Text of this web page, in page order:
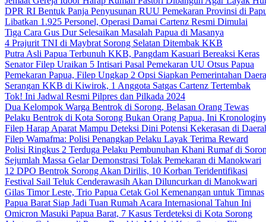
DPR RI Bentuk Panja Penyusunan RUU Pemekaran Provinsi di
Libatkan 1.925 Personel, Operasi Damai Cartenz Resmi Dimulai
Tiga Cara Gus Dur Selesaikan Masalah Papua di Masanya
4 Prajurit TNI di Maybrat Sorong Selatan Ditembak KKB
Putra Asli Papua Terbunuh KKB, Pangdam Kasuari Bereaksi Keras
Senator Filep Uraikan 5 Intisari Pasal Pemekaran UU Otsus Papua
Pemekaran Papua, Filep Ungkap 2 Opsi Siapkan Pemerintahan
Serangan KKB di Kiwirok, 1 Anggota Satgas Cartenz Tertembak
Tok! Ini Jadwal Resmi Pilpres dan Pilkada 2024
Dua Kelompok Warga Bentrok di Sorong, Belasan Orang Tewas
Pelaku Bentrok di Kota Sorong Bukan Orang Papua, Ini
Filep Harap Aparat Mampu Deteksi Dini Potensi Kekerasan di
Filep Wamafma: Polisi Penangkap Pelaku Layak Terima Reward
Polisi Ringkus 2 Terduga Pelaku Pembunuhan Khani Rumaf di
Sejumlah Massa Gelar Demonstrasi Tolak Pemekaran di Manokwari
12 DPO Bentrok Sorong Akan Dirilis, 10 Korban Teridentifikasi
Festival Sail Teluk Cenderawasih Akan Diluncurkan di Manokwari
Gilas Timor Leste, Trio Papua Cetak Gol Kemenangan untuk Timnas
Papua Barat Siap Jadi Tuan Rumah Acara Internasional Tahun Ini
Omicron Masuki Papua Barat, 7 Kasus Terdeteksi di Kota Sorong